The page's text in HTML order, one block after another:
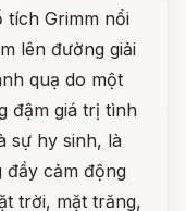
tích Grimm nổi
lên đường giải
quạ do một
đậm giá trị tình
sự hy sinh, là
đầy cảm động
trời, mặt trăng,